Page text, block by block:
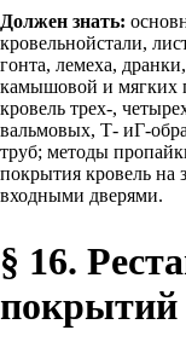
Должен знать:
кровельнойстали,
гонта, лемеха,
камышовой и мягких
кровель трех-,
вальмовых, Т- иГ-
труб; методы
покрытия кровель на
входными дверями.
§ 16.
покрытий